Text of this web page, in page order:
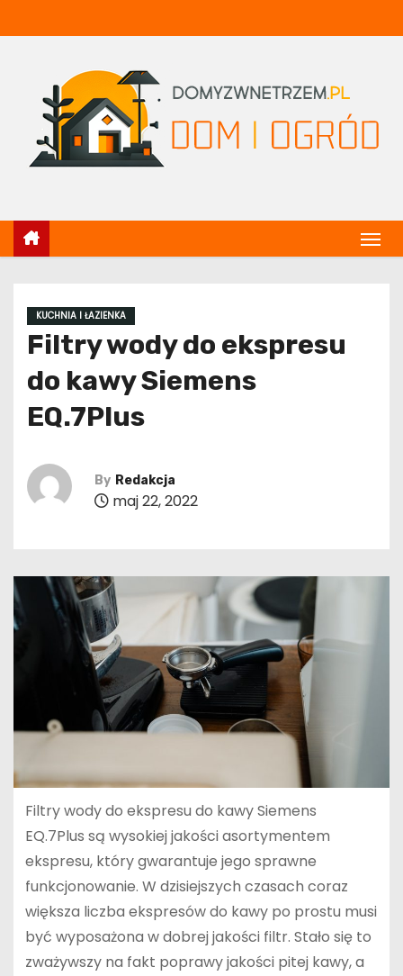
k
e
KUCHNIA I ŁAZIENKA
Filtry wody do ekspresu
do kawy Siemens
EQ.7Plus
By Redakcja
maj 22, 2022
Filtry wody do ekspresu do kawy Siemens
EQ.7Plus są wysokiej jakości asortymentem
ekspresu, który gwarantuje jego sprawne
funkcjonowanie. W dzisiejszych czasach coraz
większa liczba ekspresów do kawy po prostu musi
być wyposażona w dobrej jakości filtr. Stało się to
zważywszy na fakt poprawy jakości pitej kawy, a